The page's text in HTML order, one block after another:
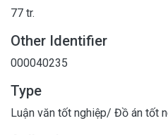
77 tr.
Other Identifier
000040235
Type
Luận văn tốt nghiệp/ Đồ án tốt